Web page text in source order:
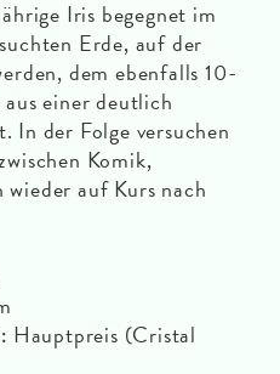
Iris begegnet im
Erde, auf der
dem ebenfalls 10-
einer deutlich
In der Folge versuchen
Komik,
auf Kurs nach
Hauptpreis (Cristal